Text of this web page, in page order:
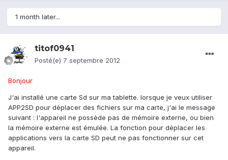
1 month later...
titof0941
Posté(e) 7 septembre 2012
Bonjour
J'ai installé une carte Sd sur ma tablette. lorsque je veux utiliser
APP2SD pour déplacer des fichiers sur ma carte, j'ai le message
suivant : l'appareil ne possède pas de mémoire externe, ou bien
la mémoire externe est émulée. La fonction pour déplacer les
applications vers la carte SD peut ne pas fonctionner sur cet
appareil.